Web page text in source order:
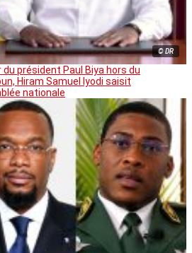
© DR
du président Paul Biya hors du
Hiram Samuel Iyodi saisit
nationale